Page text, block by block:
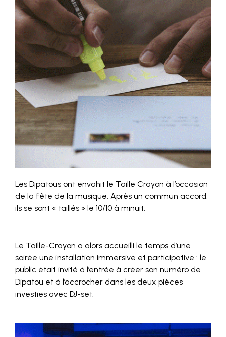
Les Dipatous ont envahit le Taille Crayon à l’occasion
de la fête de la musique. Après un commun accord,
ils se sont « taillés » le 10/10 à minuit.
Le Taille-Crayon a alors accueilli le temps d’une
soirée une installation immersive et participative : le
public était invité à l’entrée à créer son numéro de
Dipatou et à l’accrocher dans les deux pièces
investies avec DJ-set.